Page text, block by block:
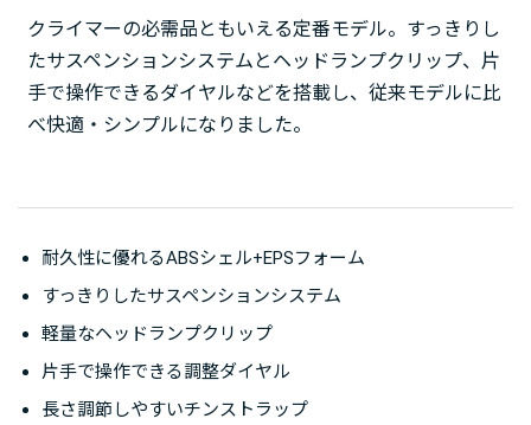
クライマーの必需品ともいえる定番モデル。すっきりし
たサスペンションシステムとヘッドランプクリップ、片
手で操作できるダイヤルなどを搭載し、従来モデルに比
べ快適・シンプルになりました。
耐久性に優れるABSシェル+EPSフォーム
すっきりしたサスペンションシステム
軽量なヘッドランプクリップ
片手で操作できる調整ダイヤル
長さ調節しやすいチンストラップ